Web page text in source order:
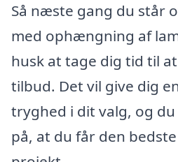
Så næste gang du står
med ophængning af
husk at tage dig tid til
tilbud. Det vil give dig
tryghed i dit valg, og
på, at du får den